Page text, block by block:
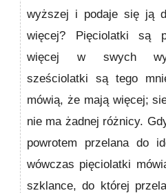
wyższej i podaje się ją
więcej? Pięciolatki są
więcej w swych
sześciolatki są tego
mówią, że mają więcej;
nie ma żadnej różnicy.
powrotem przelana do
wówczas pięciolatki
szklance, do której